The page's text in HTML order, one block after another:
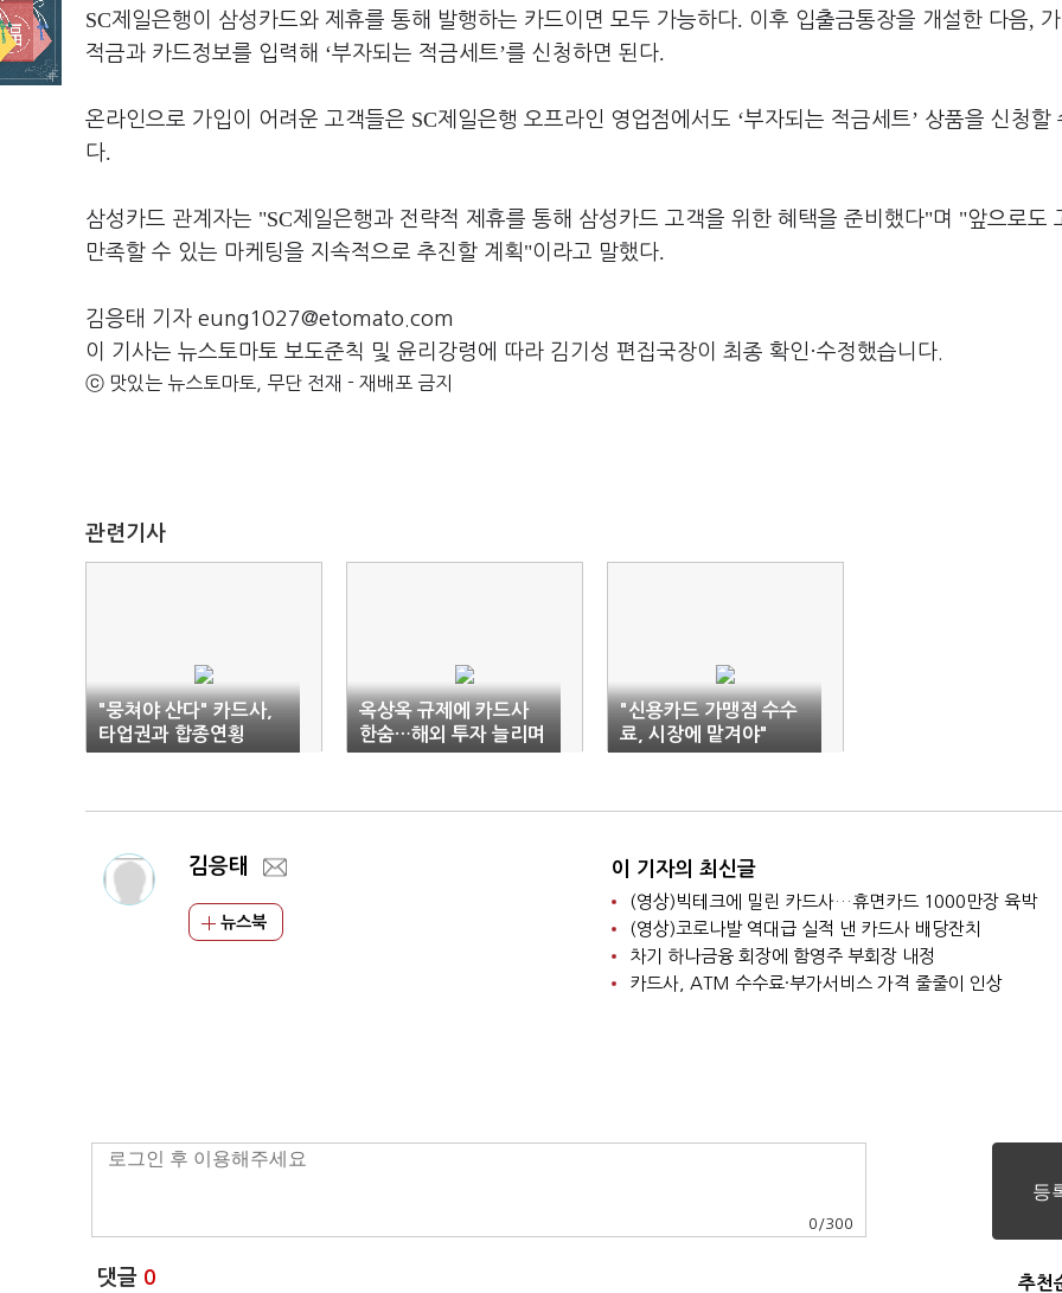
SC제일은행이 삼성카드와 제휴를 통해 발행하는 카드이면 모두 가능하다. 이후 입출금통장을 개설한 다음,
적금과 카드정보를 입력해 ‘부자되는 적금세트’를 신청하면 된다.
온라인으로 가입이 어려운 고객들은 SC제일은행 오프라인 영업점에서도 ‘부자되는 적금세트’ 상품을 신청할
다.
삼성카드 관계자는 "SC제일은행과 전략적 제휴를 통해 삼성카드 고객을 위한 혜택을 준비했다"며 "앞으로도
만족할 수 있는 마케팅을 지속적으로 추진할 계획"이라고 말했다.
김응태 기자 eung1027@etomato.com
이 기사는 뉴스토마토 보도준칙 및 윤리강령에 따라 김기성 편집국장이 최종 확인·수정했습니다.
ⓒ 맛있는 뉴스토마토, 무단 전재 - 재배포 금지
관련기사
"뭉쳐야 산다" 카드사,
타업권과 합종연횡
옥상옥 규제에 카드사
한숨…해외 투자 늘리며
활로 모색
"신용카드 가맹점 수수
료, 시장에 맡겨야"
김응태
뉴스북
이 기자의 최신글
(영상)빅테크에 밀린 카드사…휴면카드 1000만장 육박
(영상)코로나발 역대급 실적 낸 카드사 배당잔치
차기 하나금융 회장에 함영주 부회장 내정
카드사, ATM 수수료·부가서비스 가격 줄줄이 인상
0 /300
댓글 0 추천